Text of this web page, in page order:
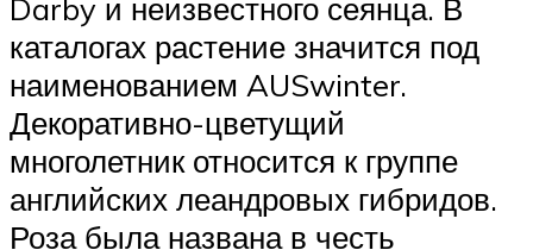
Darby и неизвестного сеянца. В
каталогах растение значится под
наименованием AUSwinter.
Декоративно-цветущий
многолетник относится к группе
английских леандровых гибридов.
Роза была названа в честь